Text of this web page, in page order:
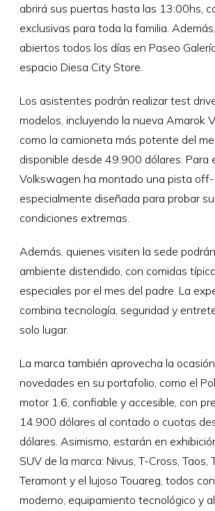
abrirá sus puertas hasta las 13:00hs,
exclusivas para toda la familia.
abiertos todos los días en Paseo
espacio Diesa City Store.
Los asistentes podrán realizar test
modelos, incluyendo la nueva Amarok
como la camioneta más potente del
disponible desde 49.900 dólares. Para
Volkswagen ha montado una pista
especialmente diseñada para probar
condiciones extremas.
Además, quienes visiten la sede
ambiente distendido, con comidas
especiales por el mes del padre. La
combina tecnología, seguridad y
solo lugar.
La marca también aprovecha la
novedades en su portafolio, como el
motor 1.6, confiable y accesible, con
14.900 dólares al contado o cuotas
dólares. Asimismo, estarán en
SUV de la marca: Nivus, T-Cross, Taos,
Teramont y el lujoso Touareg, todos
moderno, equipamiento tecnológico y